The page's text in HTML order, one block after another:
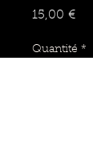
15,00 €Prix
Quantité *